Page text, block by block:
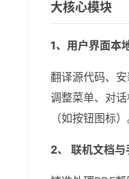
大核心模块
1、用户界面本
翻译源代码、安
调整菜单、对
（如按钮图标）
2、 联机文档与